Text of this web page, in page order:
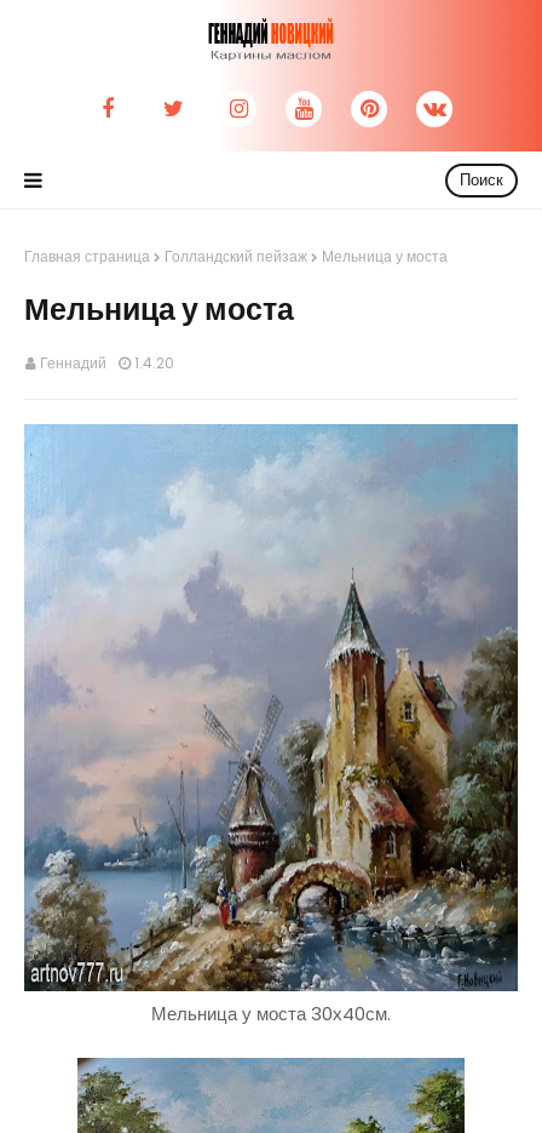
Поиск
Главная страница Голландский пейзаж Мельница у моста
Мельница у моста
Геннадий 1.4.20
Мельница у моста 30х40см.